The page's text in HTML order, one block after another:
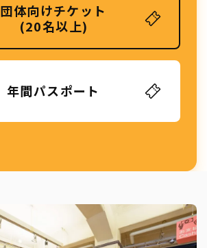
団体向けチケット
(20名以上)
年間パスポート